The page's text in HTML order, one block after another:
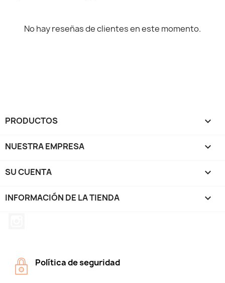
No hay reseñas de clientes en este momento.
PRODUCTOS 
NUESTRA EMPRESA 
SU CUENTA 
INFORMACIÓN DE LA TIENDA keyboard_arrow_down
Política de seguridad